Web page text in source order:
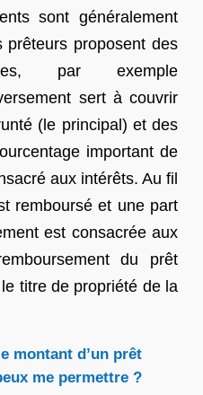
sont généralement
prêteurs proposent des
par exemple
sert à couvrir
(le principal) et des
important de
aux intérêts. Au fil
remboursé et une part
est consacrée aux
du prêt
titre de propriété de la
montant d’un prêt
me permettre ?